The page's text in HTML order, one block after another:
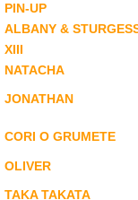
PIN-UP
ALBANY &
XIII
NATACHA
JONATHAN
CORI O GRUMETE
OLIVER
TAKA TAKATA